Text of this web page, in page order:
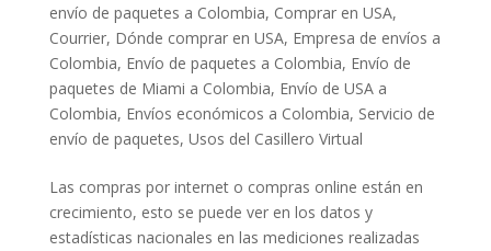
envío de paquetes a Colombia, Comprar en USA,
Courrier, Dónde comprar en USA, Empresa de envíos a
Colombia, Envío de paquetes a Colombia, Envío de
paquetes de Miami a Colombia, Envío de USA a
Colombia, Envíos económicos a Colombia, Servicio de
envío de paquetes, Usos del Casillero Virtual
Las compras por internet o compras online están en
crecimiento, esto se puede ver en los datos y
estadísticas nacionales en las mediciones realizadas